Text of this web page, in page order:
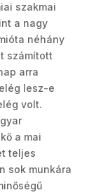
szakmai
a nagy
néhány
számított
arra
lesz-e
volt.
a mai
teljes
sok munkára